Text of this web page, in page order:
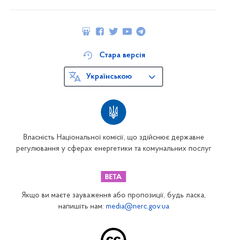
Власність Національної комісії, що здійснює державне
регулювання у сферах енергетики та комунальних послуг
Стара версія
Українською
Якщо ви маєте зауваження або пропозиції, будь ласка,
напишіть нам: media@nerc.gov.ua